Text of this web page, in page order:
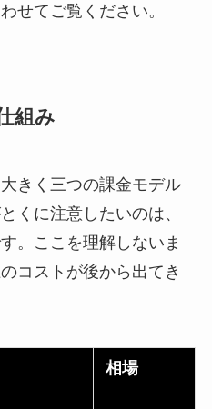
せてご覧ください。
組み
きく三つの課金モデル
くに注意したいのは、
。ここを理解しないま
コストが後から出てき
相場